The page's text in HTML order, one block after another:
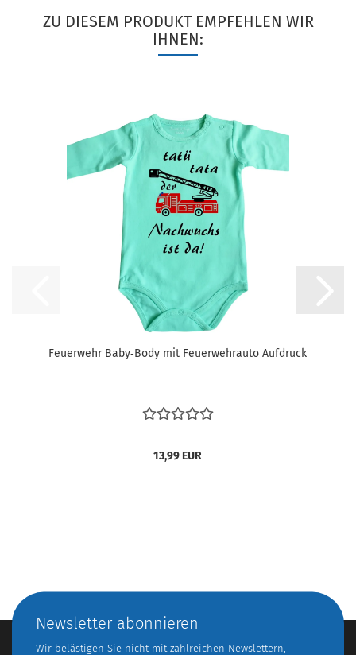
ZU DIESEM PRODUKT EMPFEHLEN WIR
IHNEN:
Feuerwehr Baby‑Body mit Feuerwehrauto Aufdruck
13,99 EUR
Newsletter abonnieren
Wir belästigen Sie nicht mit zahlreichen Newslettern,